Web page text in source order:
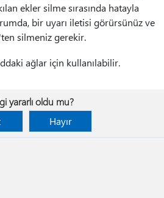
ekler silme sırasında hatayla
bir uyarı iletisi görürsünüz ve
silmeniz gerekir.
ağlar için kullanılabilir.
yararlı oldu mu?
Hayır